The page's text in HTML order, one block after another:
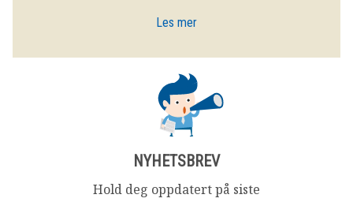
Les mer
NYHETSBREV
Hold deg oppdatert på siste